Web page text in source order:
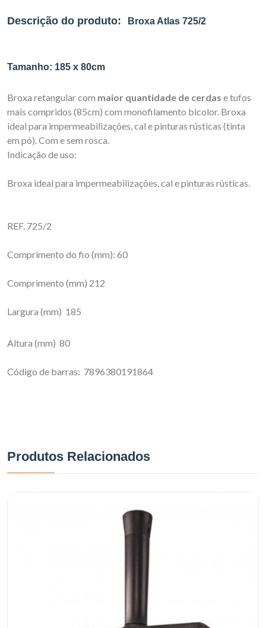
Descrição do produto: Broxa Atlas 725/2
Tamanho: 185 x 80cm
Broxa retangular com maior quantidade de cerdas e tufos
mais compridos (85cm) com monofilamento bicolor. Broxa
ideal para impermeabilizações, cal e pinturas rústicas (tinta
em pó). Com e sem rosca.
Indicação de uso:
Broxa ideal para impermeabilizações, cal e pinturas rústicas.
REF. 725/2
Comprimento do fio (mm): 60
Comprimento (mm) 212
Largura (mm) 185
Altura (mm) 80
Código de barras: 7896380191864
Produtos Relacionados